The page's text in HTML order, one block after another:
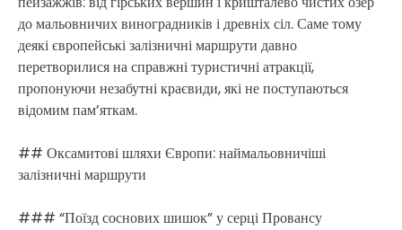
до мальовничих виноградників і древніх сіл. Саме тому
деякі європейські залізничні маршрути давно
перетворилися на справжні туристичні атракції,
пропонуючи незабутні краєвиди, які не поступаються
відомим пам’яткам.
## Оксамитові шляхи Європи: наймальовничіші
залізничні маршрути
### “Поїзд соснових шишок” у серці Провансу